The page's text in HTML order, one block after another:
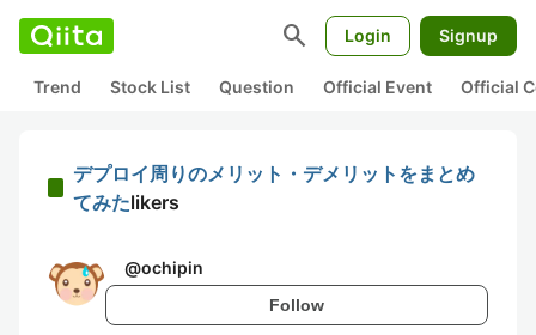
search Login Signup
Trend Stock List Question Official Event Official
デプロイ周りのメリット・デメリットをまとめ
てみたlikers
@ochipin
Follow